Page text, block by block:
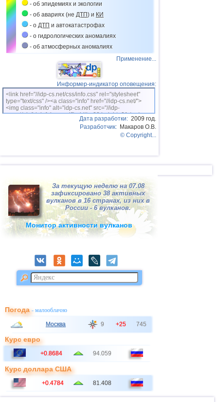
- об эпидемиях и экологии
- об авариях (не ДТП) и КИ
- о ДТП и автокатастрофах
- о гидрологических аномалиях
- об атмосферных аномалиях
Применение...
Информер-индикатор оповещения:
<link href="//idp-cs.net/css/info.css" rel="stylesheet"
type="text/css" /><a class="info" href="//idp-cs.net/">
<img class="info" alt="idp-cs.net" src="//idp-
cs.net/pix/idpinfok_sm.gif" width=88 height=31 /></a>
Дата разработки: 2009 год.
Разработчик: Макаров О.В.
© Copyright...
За текущую неделю на 07.08
зафиксировано 38 активных
вулканов в 16 странах, из них в
России - 6 вулканов.
Монитор активности вулканов
Погода- малооблачно
Москва 9 +25 745
Курс евро
+0.8684 94.059
Курс доллара США
+0.4784 81.408